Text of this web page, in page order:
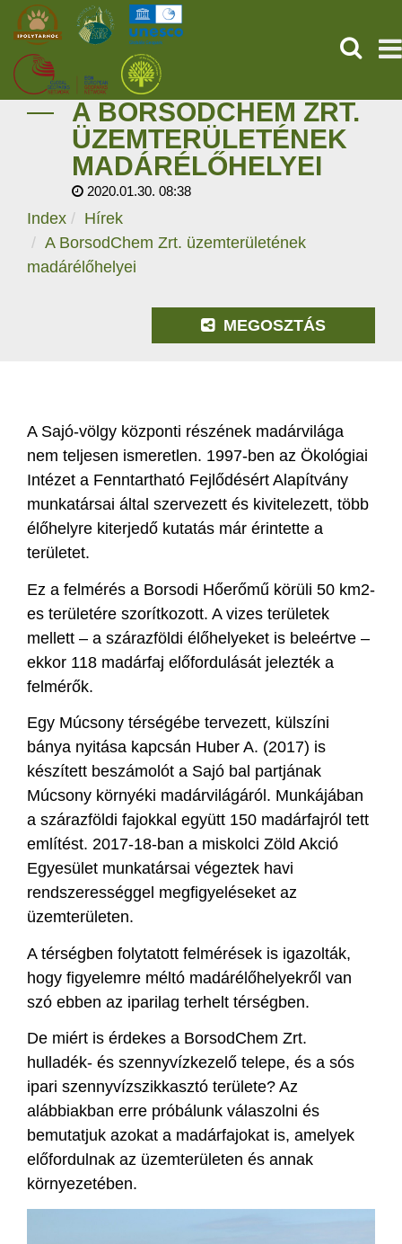
KEZDŐOLDAL
ŐSVILÁGI POMPEJI
SZOLGÁLTATÁSOK
PROGRAMOK
A BORSODCHEM ZRT.
ÜZEMTERÜLETÉNEK
MADÁRÉLŐHELYEI
2020.01.30. 08:38
Index
Hírek
A BorsodChem Zrt. üzemterületének
madárélőhelyei
MEGOSZTÁS
A Sajó-völgy központi részének madárvilága
nem teljesen ismeretlen. 1997-ben az Ökológiai
Intézet a Fenntartható Fejlődésért Alapítvány
munkatársai által szervezett és kivitelezett, több
élőhelyre kiterjedő kutatás már érintette a
területet.
Ez a felmérés a Borsodi Hőerőmű körüli 50 km2-
es területére szorítkozott. A vizes területek
mellett – a szárazföldi élőhelyeket is beleértve –
ekkor 118 madárfaj előfordulását jelezték a
felmérők.
Egy Múcsony térségébe tervezett, külszíni
bánya nyitása kapcsán Huber A. (2017) is
készített beszámolót a Sajó bal partjának
Múcsony környéki madárvilágáról. Munkájában
a szárazföldi fajokkal együtt 150 madárfajról tett
említést. 2017-18-ban a miskolci Zöld Akció
Egyesület munkatársai végeztek havi
rendszerességgel megfigyeléseket az
üzemterületen.
A térségben folytatott felmérések is igazolták,
hogy figyelemre méltó madárélőhelyekről van
szó ebben az iparilag terhelt térségben.
De miért is érdekes a BorsodChem Zrt.
hulladék- és szennyvízkezelő telepe, és a sós
ipari szennyvízszikkasztó területe? Az
alábbiakban erre próbálunk válaszolni és
bemutatjuk azokat a madárfajokat is, amelyek
előfordulnak az üzemterületen és annak
környezetében.